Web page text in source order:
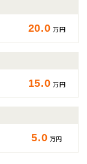
20.0 万円
15.0 万円
5.0 万円